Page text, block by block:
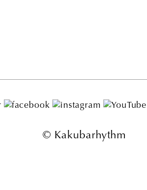
© Kakubarhythm